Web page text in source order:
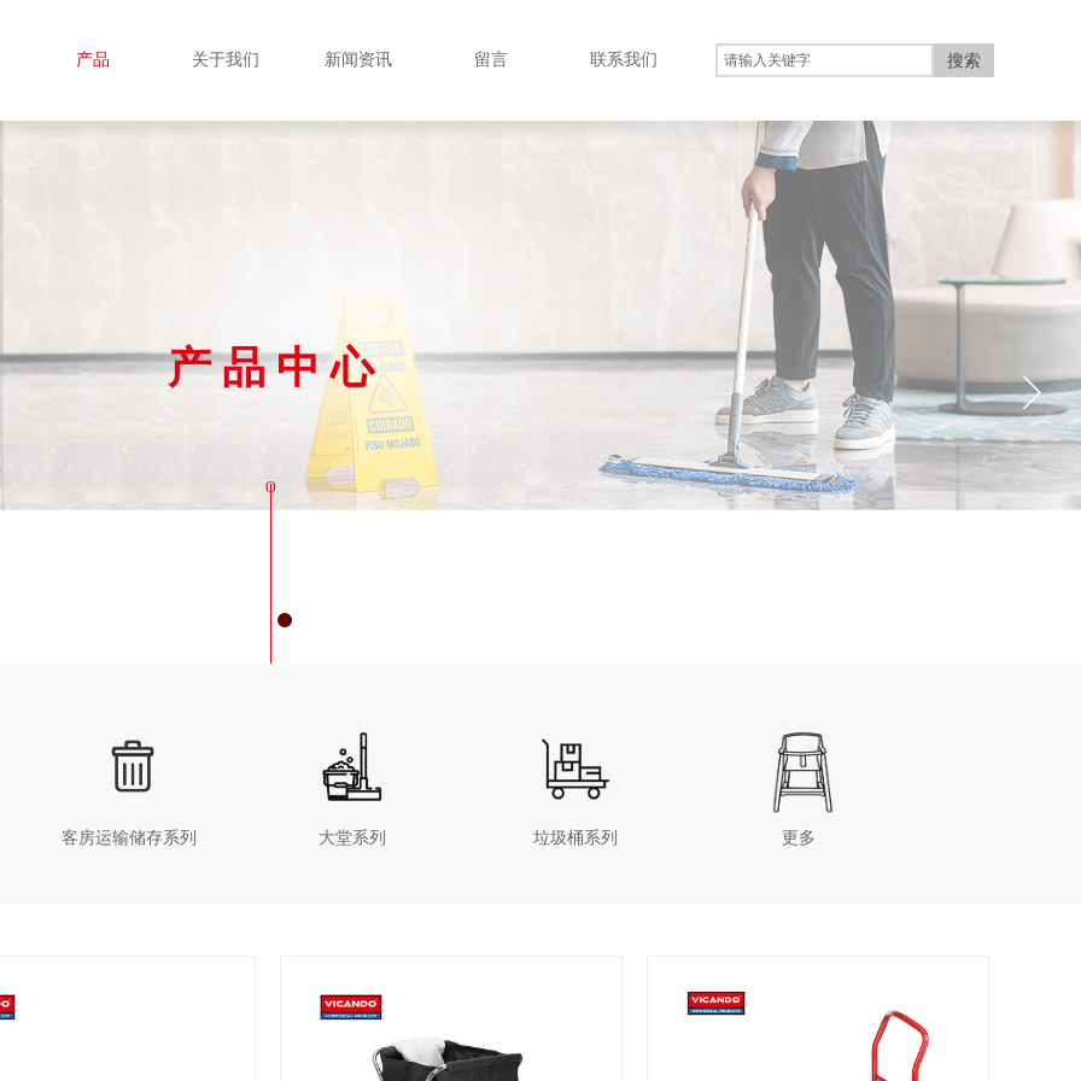
产 品 中 心
O
客房运输储存系列 大堂系列 垃圾桶系列 更多
产品 关于我们 新闻资讯 留言 联系我们 搜索